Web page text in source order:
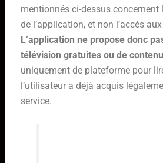
mentionnés ci-dessus
de l’application, et non l’accès
L’application ne propose donc
télévision gratuites ou de
uniquement de plateforme pour
l’utilisateur a déjà acquis
service.